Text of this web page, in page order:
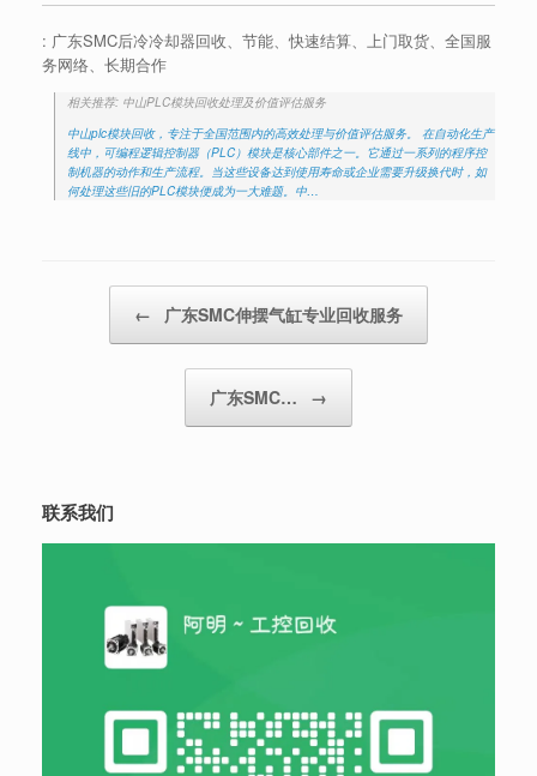
: 广东SMC后冷冷却器回收、节能、快速结算、上门取货、全国服
务网络、长期合作
相关推荐: 中山PLC模块回收处理及价值评估服务
中山plc模块回收，专注于全国范围内的高效处理与价值评估服务。 在自动化生产
线中，可编程逻辑控制器（PLC）模块是核心部件之一。它通过一系列的程序控
制机器的动作和生产流程。当这些设备达到使用寿命或企业需要升级换代时，如
何处理这些旧的PLC模块便成为一大难题。中…
← 广东SMC伸摆气缸专业回收服务
广东SMC… →
联系我们